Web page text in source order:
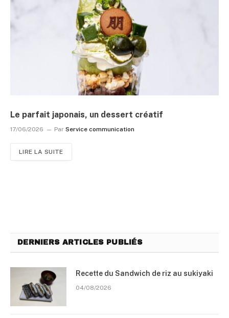
Le parfait japonais, un dessert créatif
17/06/2026 Par Service communication
LIRE LA SUITE
DERNIERS ARTICLES PUBLIÉS
Recette du Sandwich de riz au sukiyaki
04/08/2026